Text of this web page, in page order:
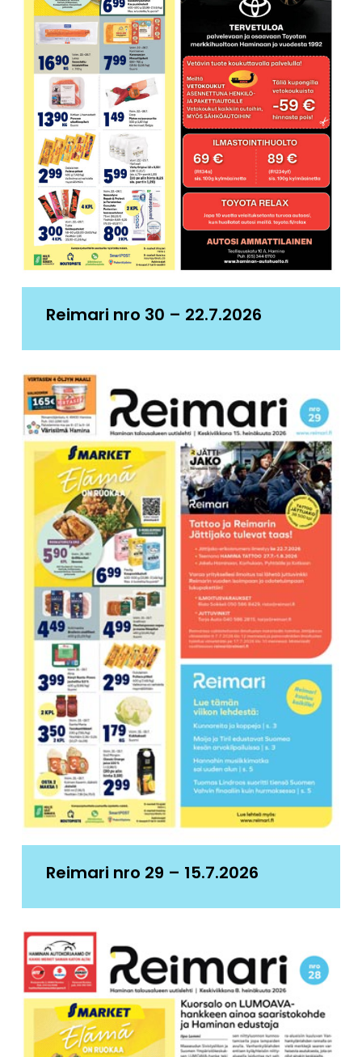
Reimari nro 30 – 22.7.2026
Reimari nro 29 – 15.7.2026